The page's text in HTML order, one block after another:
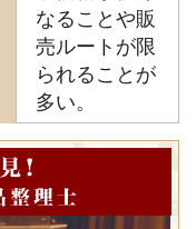
なることや販
売ルートが限
られることが
多い。